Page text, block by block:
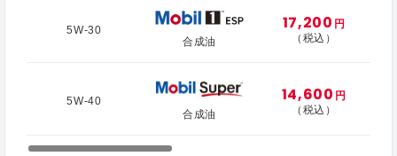
5W-30
合成油
17,200 円
（税込）
5W-40
合成油
14,600 円
（税込）